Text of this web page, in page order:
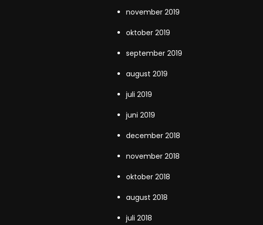
november 2019
oktober 2019
september 2019
august 2019
juli 2019
juni 2019
december 2018
november 2018
oktober 2018
august 2018
juli 2018